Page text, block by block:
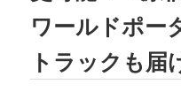
た。
2023.07.15
文藝春秋「CREA
ワールドポー
トラックも届